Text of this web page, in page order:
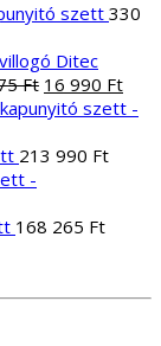
szett 330
Ditec
Ft Original
price
18
16 990 Ft
price
213 990 Ft
168 265 Ft